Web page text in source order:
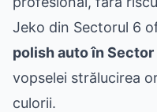
Jeko din Sectorul 6
polish auto în Sector
vopselei strălucirea
culorii.